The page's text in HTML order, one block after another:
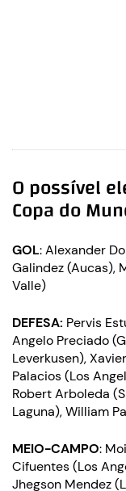
O possível
Copa do
GOL: Alexander
Galindez (Aucas),
Valle)
DEFESA: Pervis
Angelo Preciado
Leverkusen),
Palacios (Los
Robert Arboleda
Laguna), William
MEIO-CAMPO:
Cifuentes (Los
Jhegson Mendez